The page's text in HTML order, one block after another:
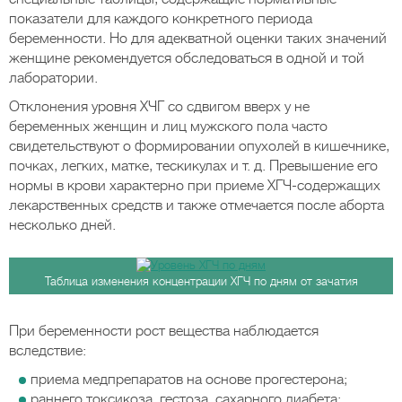
показатели для каждого конкретного периода
беременности. Но для адекватной оценки таких значений
женщине рекомендуется обследоваться в одной и той
лаборатории.
Отклонения уровня ХЧГ со сдвигом вверх у не
беременных женщин и лиц мужского пола часто
свидетельствуют о формировании опухолей в кишечнике,
почках, легких, матке, тескикулах и т. д. Превышение его
нормы в крови характерно при приеме ХГЧ-содержащих
лекарственных средств и также отмечается после аборта
несколько дней.
Таблица изменения концентрации ХГЧ по дням от зачатия
При беременности рост вещества наблюдается
вследствие:
приема медпрепаратов на основе прогестерона;